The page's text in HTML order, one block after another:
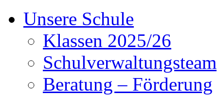
Unsere Schule
Klassen 2025/26
Schulverwaltungsteam
Beratung – Förderung